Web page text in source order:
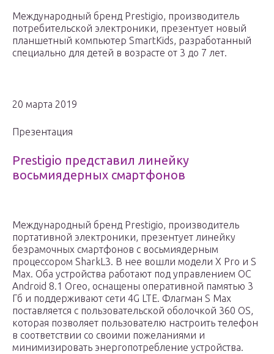
Международный бренд Prestigio, производитель
потребительской электроники, презентует новый
планшетный компьютер SmartKids, разработанный
специально для детей в возрасте от 3 до 7 лет.
20 марта 2019
Презентация
Prestigio представил линейку
восьмиядерных смартфонов
Международный бренд Prestigio, производитель
портативной электроники, презентует линейку
безрамочных смартфонов с восьмиядерным
процессором SharkL3. В нее вошли модели X Pro и S
Max. Оба устройства работают под управлением ОС
Android 8.1 Oreo, оснащены оперативной памятью 3
Гб и поддерживают сети 4G LTE. Флагман S Max
поставляется с пользовательской оболочкой 360 OS,
которая позволяет пользователю настроить телефон
в соответствии со своими пожеланиями и
минимизировать энергопотребление устройства.